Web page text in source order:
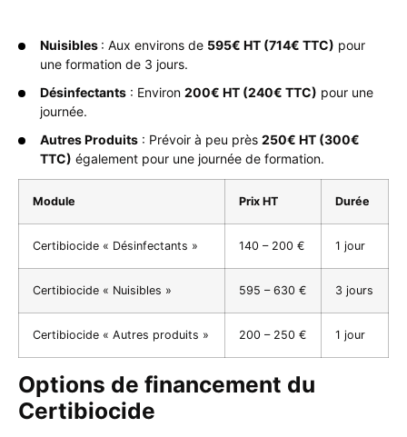
Nuisibles : Aux environs de 595€ HT (714€ TTC) pour
une formation de 3 jours.
Désinfectants : Environ 200€ HT (240€ TTC) pour une
journée.
Autres Produits : Prévoir à peu près 250€ HT (300€
TTC) également pour une journée de formation.
Module Prix HT Durée
Certibiocide « Désinfectants » 140 – 200 € 1 jour
Certibiocide « Nuisibles » 595 – 630 € 3 jours
Certibiocide « Autres produits » 200 – 250 € 1 jour
Options de financement du
Certibiocide